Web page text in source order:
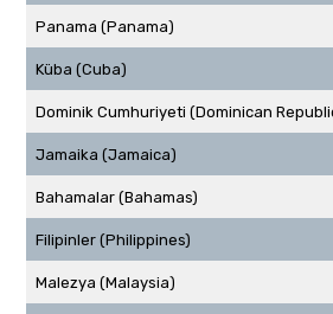
Panama (Panama)
Küba (Cuba)
Dominik Cumhuriyeti (Dominican
Jamaika (Jamaica)
Bahamalar (Bahamas)
Filipinler (Philippines)
Malezya (Malaysia)